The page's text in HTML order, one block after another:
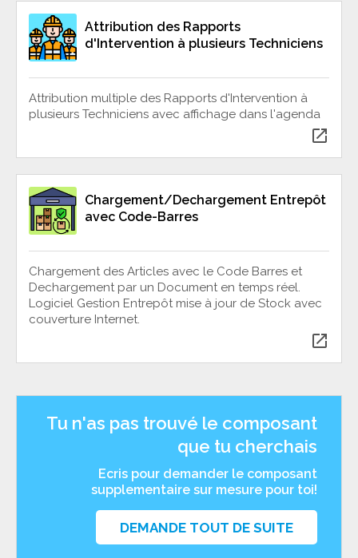
Attribution des Rapports
d'Intervention à plusieurs Techniciens
Attribution multiple des Rapports d'Intervention à
plusieurs Techniciens avec affichage dans l'agenda
open_in_new
Chargement/Dechargement Entrepôt
avec Code-Barres
Chargement des Articles avec le Code Barres et
Dechargement par un Document en temps réel.
Logiciel Gestion Entrepôt mise à jour de Stock avec
couverture Internet.
open_in_new
Tu n'as pas trouvé le composant
que tu cherchais
Ecris pour demander le composant
supplementaire sur mesure pour toi!
DEMANDE TOUT DE SUITE